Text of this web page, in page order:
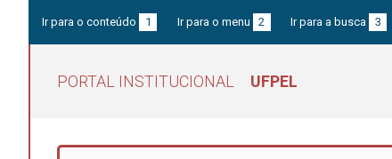
Ir para o conteúdo 1 Ir para o menu 2 Ir para a busca 3
PORTAL INSTITUCIONAL UFPEL